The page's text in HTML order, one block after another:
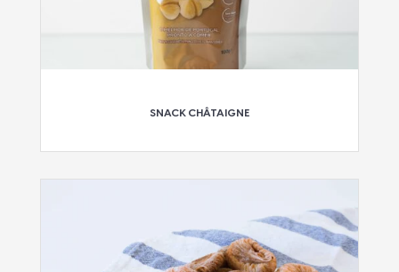
SNACK CHÂTAIGNE